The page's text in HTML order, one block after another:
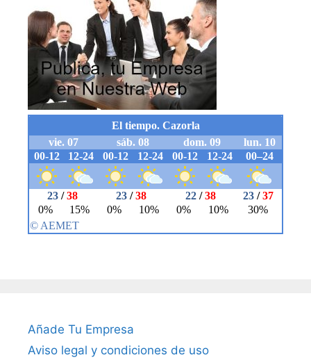
Añade Tu Empresa
Aviso legal y condiciones de uso